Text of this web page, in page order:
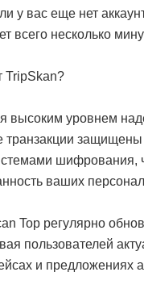
у вас еще нет
всего несколько
TripSkan?
высоким уровнем
транзакции защищены
шифрования,
ваших
Top регулярно
пользователей
и предложениях